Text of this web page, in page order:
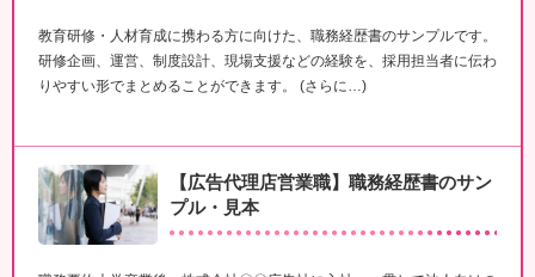
教育研修・人材育成に携わる方に向けた、職務経歴書のサンプルです。
研修企画、運営、制度設計、現場支援などの経験を、採用担当者に伝わ
りやすい形でまとめることができます。 (さらに…)
【広告代理店営業職】職務経歴書のサン
プル・見本